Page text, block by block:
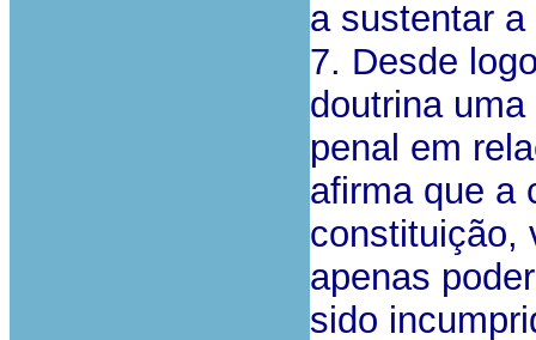
a sustentar
7. Desde
doutrina uma
penal em
afirma que a
constituição,
apenas
sido